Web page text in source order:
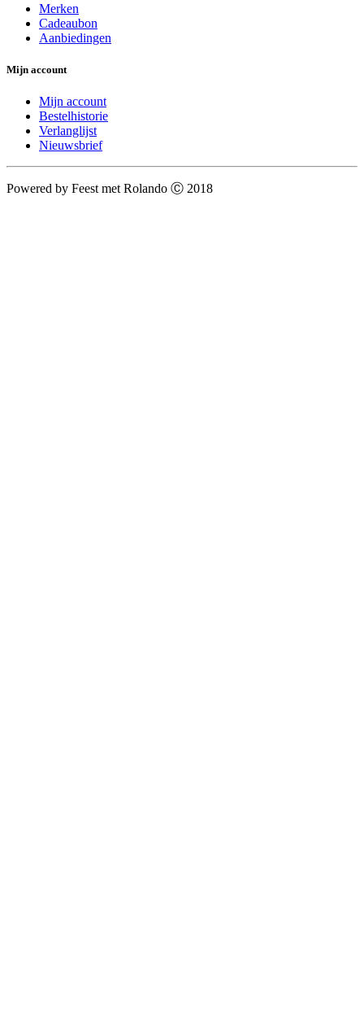
Merken
Cadeaubon
Aanbiedingen
Mijn account
Mijn account
Bestelhistorie
Verlanglijst
Nieuwsbrief
Powered by Feest met Rolando Ⓒ 2018